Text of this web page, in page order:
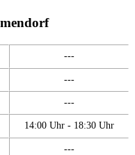
---
---
---
14:00 Uhr - 18:30 Uhr
---